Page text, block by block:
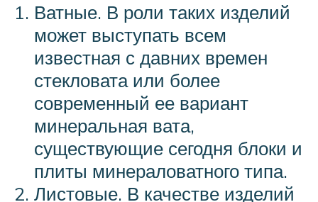
Ватные. В роли таких изделий
может выступать всем
известная с давних времен
стекловата или более
современный ее вариант
минеральная вата,
существующие сегодня блоки и
плиты минераловатного типа.
Листовые. В качестве изделий